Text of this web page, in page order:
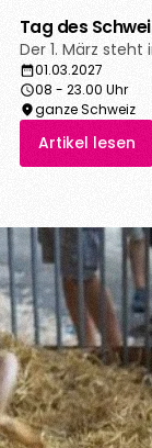
Tag des
Der 1. März steht
01.03.2027
08 - 23.00 Uhr
ganze Schweiz
Artikel lesen